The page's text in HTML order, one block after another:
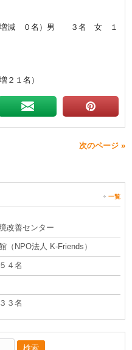
減 ０名）男 ３名 女 １
１名）
次のページ »
一覧
改善センター
NPO法人 K-Friends）
４名
３名